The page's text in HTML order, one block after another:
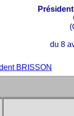
du 8
BRISSON